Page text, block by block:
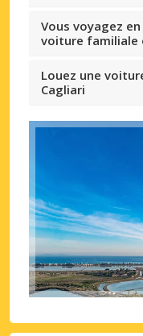
Vous voyagez
voiture familiale
Louez une
Cagliari